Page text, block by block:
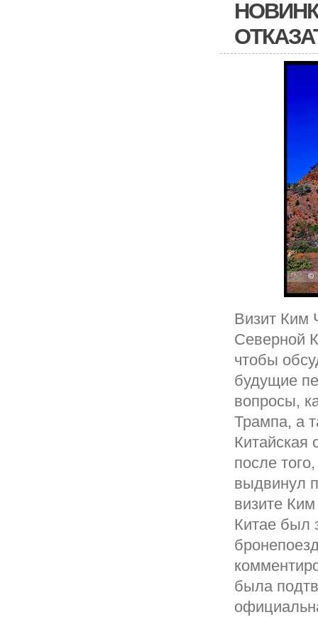
Визит Ким
Северной
чтобы
будущие
вопросы,
Трампа, а
Китайская
после
выдвинул
визите
Китае был
была